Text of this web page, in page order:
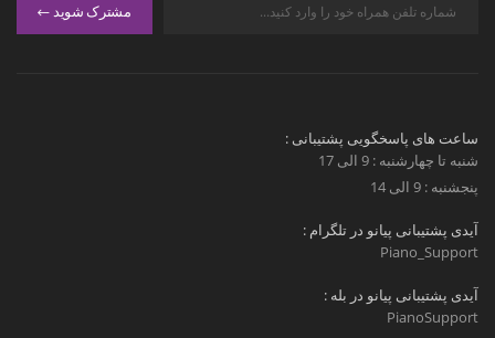
مشترک شوید
ساعت های پاسخگویی پشتیبانی :
شنبه تا چهارشنبه : 9 الی 17
پنجشنبه : 9 الی 14
آیدی پشتیبانی پیانو در تلگرام :
Piano_Support
آیدی پشتیبانی پیانو در بله :
PianoSupport